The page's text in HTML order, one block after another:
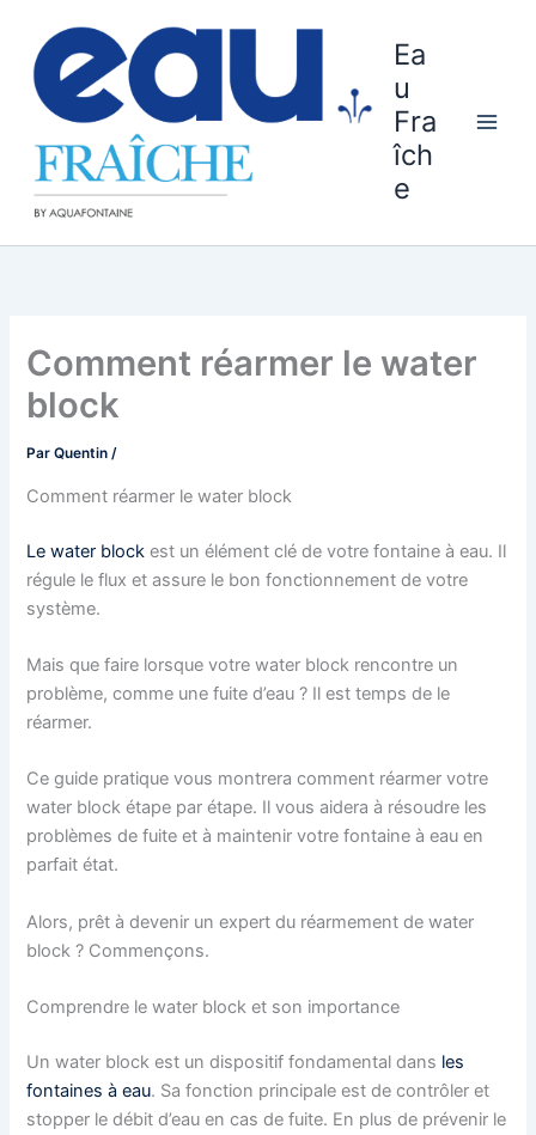
contenu
Ea
u
Fra
îch
e
Comment réarmer le water
block
ParQuentin/
Comment réarmer le water block
Le water block est un élément clé de votre fontaine à eau. Il
régule le flux et assure le bon fonctionnement de votre
système.
Mais que faire lorsque votre water block rencontre un
problème, comme une fuite d’eau ? Il est temps de le
réarmer.
Ce guide pratique vous montrera comment réarmer votre
water block étape par étape. Il vous aidera à résoudre les
problèmes de fuite et à maintenir votre fontaine à eau en
parfait état.
Alors, prêt à devenir un expert du réarmement de water
block ? Commençons.
Comprendre le water block et son importance
Un water block est un dispositif fondamental dans les
fontaines à eau. Sa fonction principale est de contrôler et
stopper le débit d’eau en cas de fuite. En plus de prévenir le